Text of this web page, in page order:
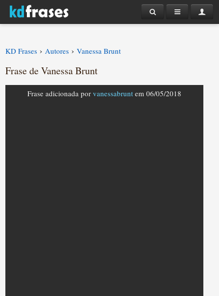
KD Frases › Autores › Vanessa Brunt
Frase de Vanessa Brunt
Frase adicionada por vanessabruntem 06/05/2018